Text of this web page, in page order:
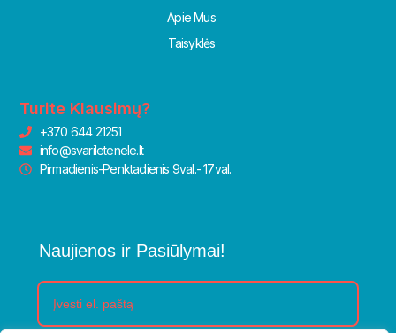
Apie Mus
Taisyklės
Turite Klausimų?
+370 644 21251
info@svariletenele.lt
Pirmadienis-Penktadienis 9val.- 17val.
Naujienos ir Pasiūlymai!